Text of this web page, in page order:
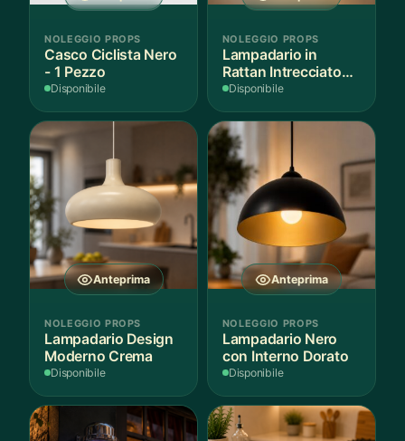
NOLEGGIO PROPS
Casco Ciclista Nero
- 1 Pezzo
Disponibile
NOLEGGIO PROPS
Lampadario in
Rattan Intrecciato
Bianco
Disponibile
Anteprima
NOLEGGIO PROPS
Lampadario Design
Moderno Crema
Disponibile
Anteprima
NOLEGGIO PROPS
Lampadario Nero
con Interno Dorato
Disponibile